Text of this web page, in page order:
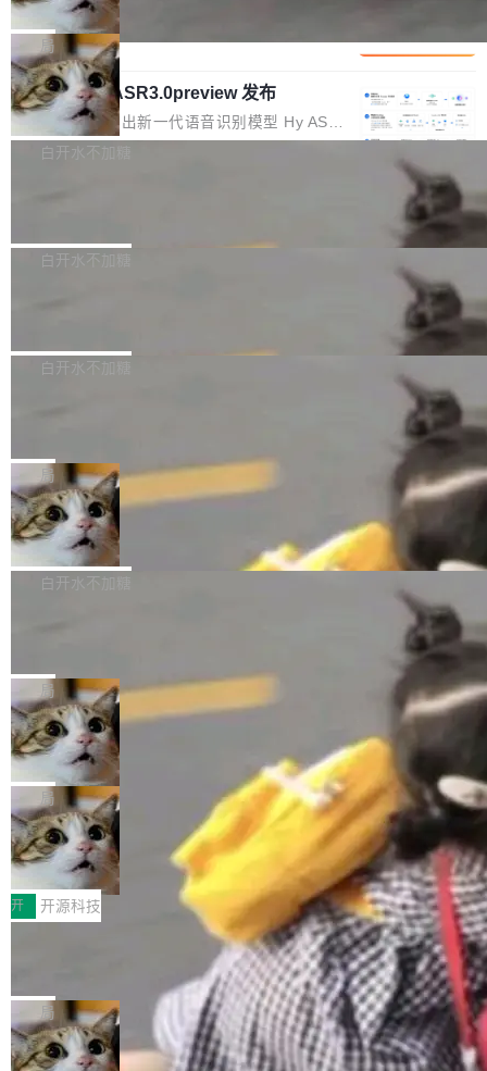
代码检索手段（如关键词匹配、目录遍历）仅能
在语法层面完成文本定位，难以触及代码的语义
内涵与结构关联，导致开发者使用代码智能体在
理解大规模代码仓时面临显著"代码仓理解"瓶
颈。 代码仓深度理解服务（以下简称" CodeBas
e深度理解服务"）是华为云码道（CodeA...
短剧部门，有互联网大厂背景。在公司内部架构
调整期间，部门三次通知全员将数据从A集群迁
移到B集群，王某都回复了"收到"。 他没有迁移
数据。2024年9月3日下午4点，他使用此前登录
的账号密码进入A集群，输入了一条被程序员圈
称为"删库跑路"的命令——最高管理员权限、无
自研的多个文生3D和...
che 量化 + 权重压缩，吞吐量提升 4
1%，成本降 30%
Kimi 和 GLM 是当前最强的大模型系列之一，但
它们有一个共同的问题：太吃显存了。月之暗面
的 Kimi K 系列和智谱的 GLM 都是长上下文、M
oE 架构的大模型，好用到让人上瘾，但 GPU 显
存永远不够用。 Cloudflare 的 Workers AI 团队
一直在跑这些模型的推理。他们在官方博客上发
整性保护。效果是：吞吐量提升 41%，每 token
局
腾讯混元 Hy ASR3.0preview 发布
腾讯混元正式推出新一代语音识别模型 Hy ASR
3.0preview。基于最新一代大语言模型 Hy3 的
让语音识别不再只是听清，而是真正听懂。通过
w 不要求标准普通话，方言识别覆盖粤语、吴语
白开水不加糖
新和少量网页兼容性修复版本。 Changes/fixe
容提供的字体时出现的几个问题 为避免音频加
质的最低采样率）的音频格式将被拒绝 修复了 C
SS 圆角虚线样式中可能存在的问题 如果表单中
的图像元素不在同一个子树中，则它们将不再关
联 加...
白开水不加糖
发布的 Release Notes，他利用 AI 工具（如 Co
最强的若干项。对于尚未正式发版的 PG 19，则
通过拉取过去一年内（从 PG 18 Beta1 时间点
至今）的所有 commit，同样交由 AI 分析提炼。
经过人工复核，准确度令人满意。这一方法也为
社区爱好者提供了高效跟踪新版本的思路。
白开水不加糖
维护工作一直与我的日常工作、家务、社交生活
和休闲娱乐竞争时间。" 这是 libexpat 维护者 S
ebastian Pipping 写在博客里的话。8 月 4 日，
他宣布了一个新消息：从 2026 年 8 月 1 日起，
他可以全职维护 libexpat 了，最长 6 个月。发
库之一。你的操作系统、浏览器、无数的基础设
施软件，很可能都在用它。而过去十年，维护它
的人一直在用业余...
局
Firefox 153.0.3 发布
Firefox 153.0.3 现已发布，具体更新内容如
下： New Smart Window 包含多项增强功能：
gi?id=2019042">Bug&nbsp;2019042</a>）</l
i> <li>现在，助手可以直接使用 Exa 的网络搜索
结果回答问题，而无需将问题转交给搜索引擎。
（<a href="https://bugzilla.mozilla.org/show_
bug.cgi?id=204...
白开水不加糖
的 npm 包。项目的核心论点是：容器不适合 Ag
ent 计算。真正适合的，是 Isolate。 Cloudflare
工程师在这件事上没什么可谦虚的——他们用 W
orkers 跑了十年 Isolate。用 CEO Matthew Pri
nce 的话说：「我们一生都在用 Isolate 运行代
码，而 AI Agent 不需要容器，它们需要的是 Iso
late。」 容器为什么不合适 容器的问题在于启动
和销毁都太重了。一个 Agent 要执行的任务可能
只需要几毫秒的 CPU 时间，但容器从冷启动到
就绪要花数秒。如果未来有十...
局
OpenAI 公开邮件和聊天记录回应苹果
诉讼，称“Apple is getting this wron
g”
上个月，苹果一纸诉状把 OpenAI 告上法庭，指
控其挖角苹果前员工并窃取商业秘密。苹果的诉
状把 OpenAI 描述成一个系统性地从前东家挖
人、套取机密信息的对手。 OpenAI 没发律师
函，也没选择庭外沉默。它在官网贴了一篇博
文，标题只有六个字：Apple is getting this wro
ng。 然后，它把邮件往来和 iMessage 聊天记
录全贴了出来。 他发错人了 苹果外部律师 Gabr
iel Gross 来自 Weil 律所，2 月 23 日下午 5:53
给 OpenAI 总法律顾问 Che Chang 发了封邮
件，附了一封长信，要求 OpenAI 配合调查前苹
果员工带走机密信...
局
HUAWEI MatePad Edge上架WorkBu
ddy鸿蒙PC版，说话就能干活的AI办公
搭子
全能AI工作台WorkBuddy鸿蒙PC版上架HUAWE
I MatePad Edge应用市场，直接下载即可使
用，与鸿蒙电脑上的体验一致。值得一提的是，
这是目前市面上唯一支持平板接入WorkBuddy P
C版的产品，搭载“人机双写”重磅功能——你写
你的，AI写AI的，同屏协作互不干扰。一句话让
AI帮你干活，现在开启全新体验！ 温馨提示：
体验WorkBuddy鸿蒙PC版前，请将 HUAWEI M
开 开源科技
FFmpeg 9.0 发布：代号“Lei”，以此纪
全球知名开源多媒体框架 FFmpeg 今天正式发
布了 9.0 版本。这个版本除了带来新一代音视频
处理能力和硬件加速支持之外，还有一个特殊之
处：FFmpeg 9.0 的代号是“Lei”。 这个名字，
局
亚马逊成本失控：AI 写代码烧掉 1215